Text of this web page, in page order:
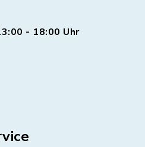
- 18:00 Uhr